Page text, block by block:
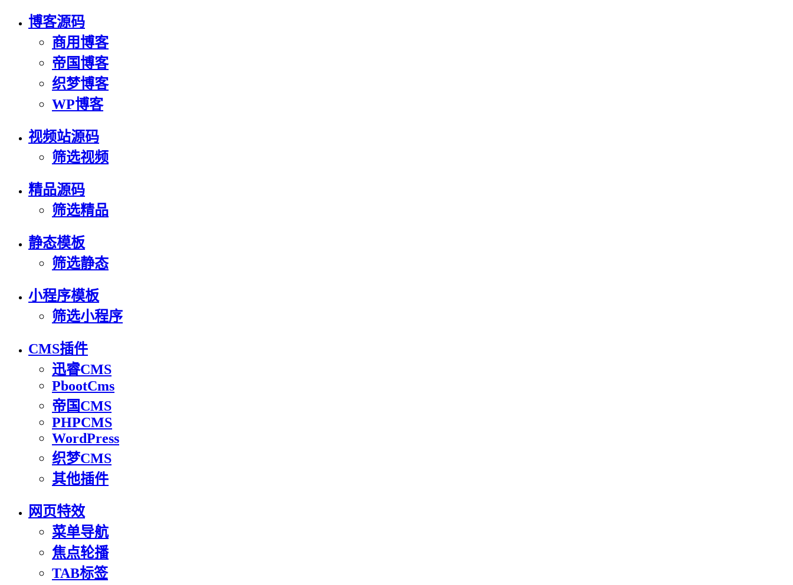
博客源码
商用博客
帝国博客
织梦博客
WP博客
视频站源码
筛选视频
精品源码
筛选精品
静态模板
筛选静态
小程序模板
筛选小程序
CMS插件
迅睿CMS
PbootCms
帝国CMS
PHPCMS
WordPress
织梦CMS
其他插件
网页特效
菜单导航
焦点轮播
TAB标签